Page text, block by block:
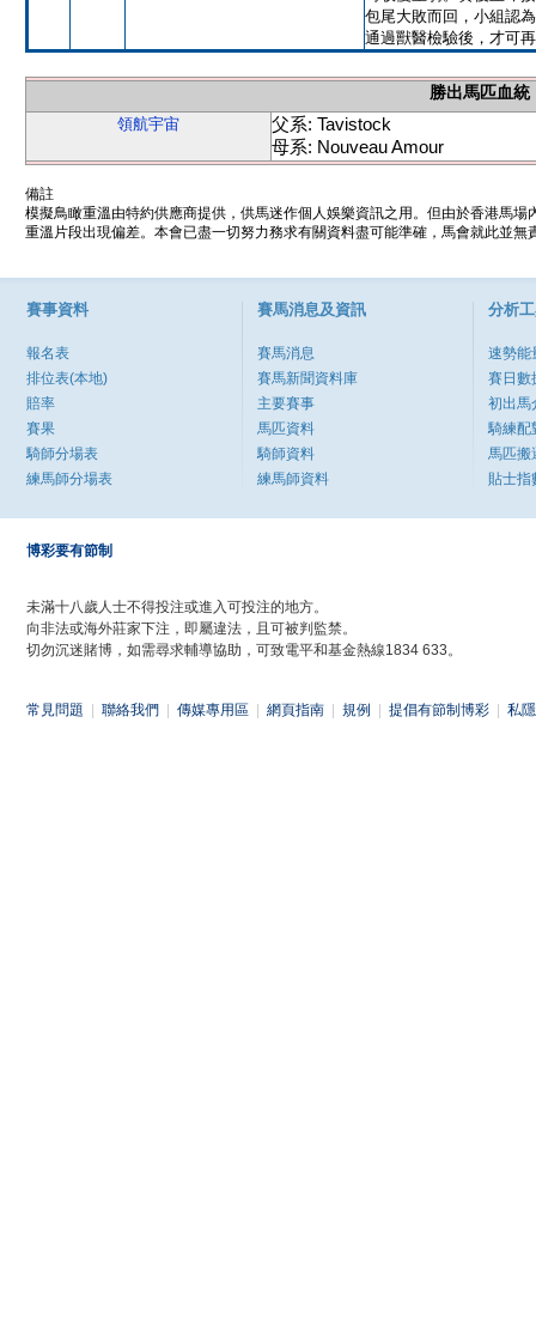
包尾大敗而回，小組認
通過獸醫檢驗後，才可
勝出馬匹血統
領航宇宙
父系: Tavistock
母系: Nouveau Amour
備註
模擬鳥瞰重溫由特約供應商提供，供馬迷作個人娛樂資訊之用。但由於香港馬
重溫片段出現偏差。本會已盡一切努力務求有關資料盡可能準確，馬會就此並
賽事資料
報名表
排位表(本地)
賠率
賽果
騎師分場表
練馬師分場表
賽馬消息及資訊
賽馬消息
賽馬新聞資料庫
主要賽事
馬匹資料
騎師資料
練馬師資料
分析
速勢能
賽日數
初出馬
騎練配
馬匹搬
貼士指
博彩要有節制
未滿十八歲人士不得投注或進入可投注的地方。
向非法或海外莊家下注，即屬違法，且可被判監禁。
切勿沉迷賭博，如需尋求輔導協助，可致電平和基金熱線1834 633。
常見問題 聯絡我們 傳媒專用區 網頁指南 規例 提倡有節制博彩 私